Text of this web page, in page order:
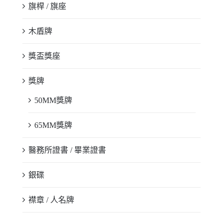
旗桿 / 旗座
木盾牌
獎盃獎座
獎牌
50MM獎牌
65MM獎牌
醫務所證書 / 畢業證書
銀碟
襟章 / 人名牌